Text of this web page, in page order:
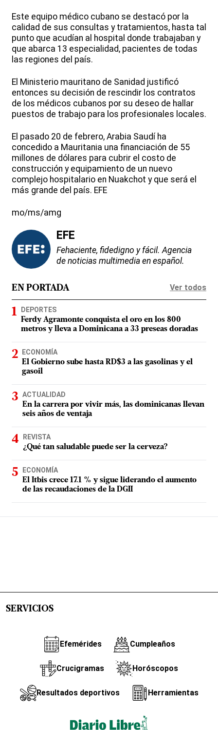
Este equipo médico cubano se destacó por la
calidad de sus consultas y tratamientos, hasta tal
punto que acudían al hospital donde trabajaban y
que abarca 13 especialidad, pacientes de todas
las regiones del país.
El Ministerio mauritano de Sanidad justificó
entonces su decisión de rescindir los contratos
de los médicos cubanos por su deseo de hallar
puestos de trabajo para los profesionales locales.
El pasado 20 de febrero, Arabia Saudí ha
concedido a Mauritania una financiación de 55
millones de dólares para cubrir el costo de
construcción y equipamiento de un nuevo
complejo hospitalario en Nuakchot y que será el
más grande del país. EFE
mo/ms/amg
EFE
Fehaciente, fidedigno y fácil. Agencia
de noticias multimedia en español.
EN PORTADA Ver todos
DEPORTES
Ferdy Agramonte conquista el oro en los 800
metros y lleva a Dominicana a 33 preseas doradas
ECONOMÍA
El Gobierno sube hasta RD$3 a las gasolinas y el
gasoil
ACTUALIDAD
En la carrera por vivir más, las dominicanas llevan
seis años de ventaja
REVISTA
¿Qué tan saludable puede ser la cerveza?
ECONOMÍA
El Itbis crece 17.1 % y sigue liderando el aumento
de las recaudaciones de la DGII
SERVICIOS
Efemérides Cumpleaños
Crucigramas Horóscopos
Resultados deportivos Herramientas